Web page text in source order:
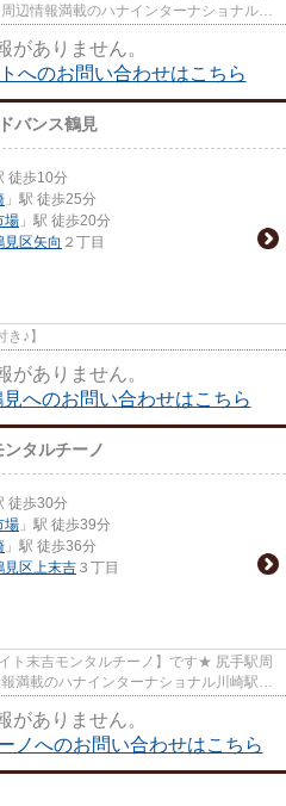
辺情報満載のハナインターナショナル川
がありません。
へのお問い合わせはこちら
バンス鶴見
徒歩10分
」駅 徒歩25分
場 」駅 徒歩20分
見区矢向 ２丁目
♪】
がありません。
へのお問い合わせはこちら
タルチーノ
徒歩30分
場 」駅 徒歩39分
」駅 徒歩36分
見区上末吉 ３丁目
ト末吉モンタルチーノ】です★ 尻手駅周
満載のハナインターナショナル川崎駅前
がありません。
ノへのお問い合わせはこちら